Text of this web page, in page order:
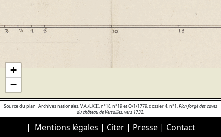
+
−
Source du plan : Archives nationales, V.A./LXIII, n°18, n°19 et O/1/1779, dossier 4, n°1.Plan forgé des caves
du château de Versailles, vers 1732.
| Mentions légales | Citer| Presse| Contact